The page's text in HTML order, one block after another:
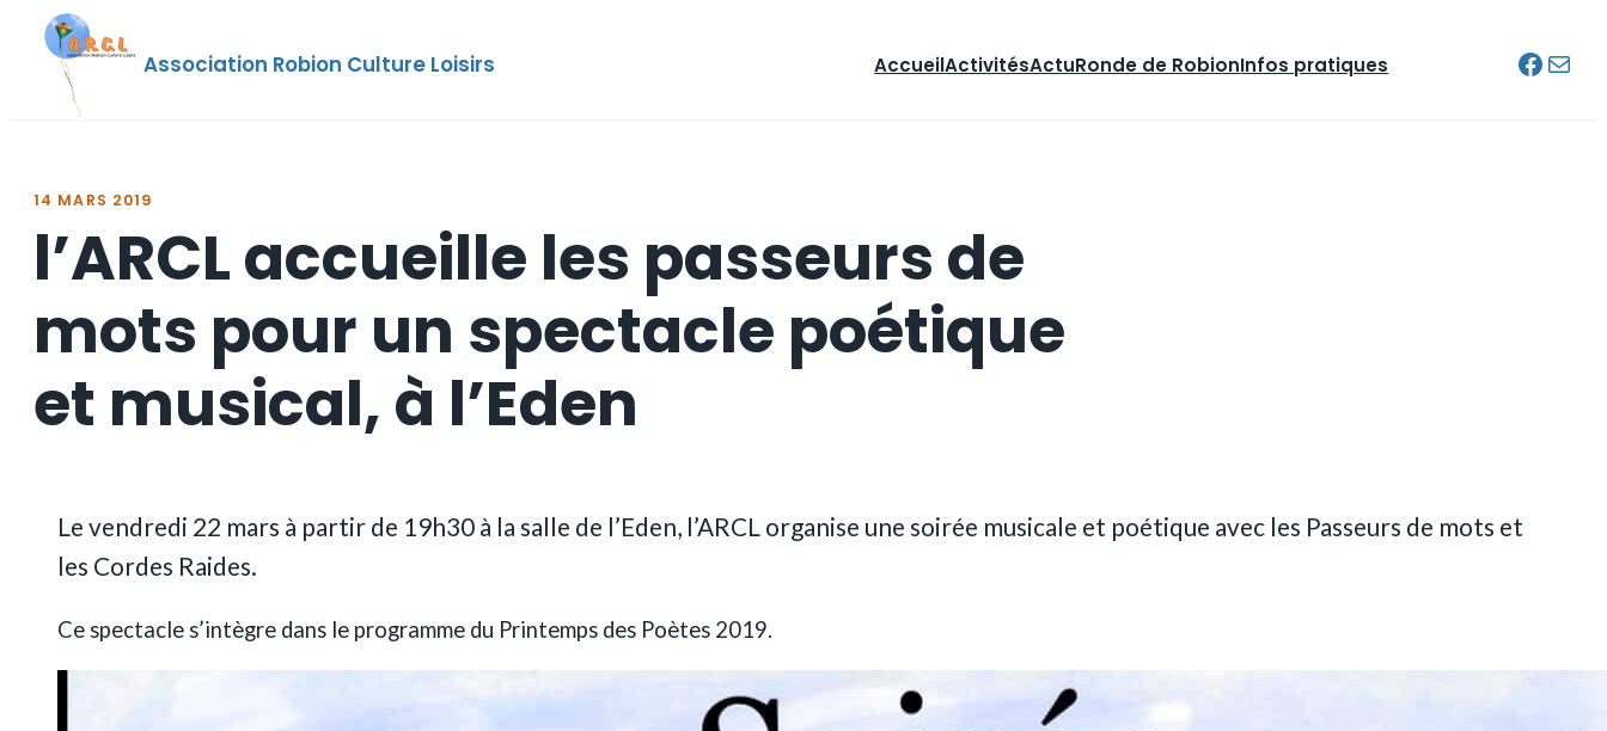
Aller
contenu
Association Robion Culture Loisirs AccueilActivitésActuRonde de RobionInfos pratiques E-mail
14 MARS 2019
l’ARCL accueille les passeurs de
mots pour un spectacle poétique
et musical, à l’Eden
Le vendredi 22 mars à partir de 19h30 à la salle de l’Eden, l’ARCL organise une soirée musicale et poétique avec les Passeurs de mots et
les Cordes Raides.
Ce spectacle s’intègre dans le programme du Printemps des Poètes 2019.